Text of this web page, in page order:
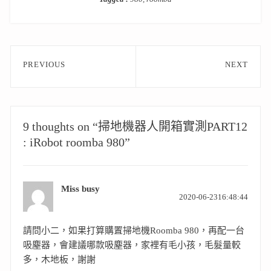
文
PREVIOUS NEXT
9 thoughts on “掃地機器人開箱實測PART12
: iRobot roomba 980”
Miss busy
2020-06-2316:48:44
請問小二，如果打算購置掃地機Roomba 980，再配一台
吸塵器，會建議哪款吸塵器，家裡有毛小孩，毛髮量較
多，木地板，謝謝